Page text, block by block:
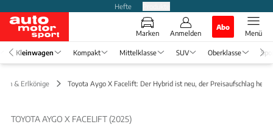
Hefte
Marken Anmelden
Abo
Menü
Kleinwagen Kompakt Mittelklasse SUV Oberklasse
& Erlkönige Toyota Aygo X Facelift: Der Hybrid ist neu, der Preisaufschlag heftig
TOYOTA AYGO X FACELIFT (2025)